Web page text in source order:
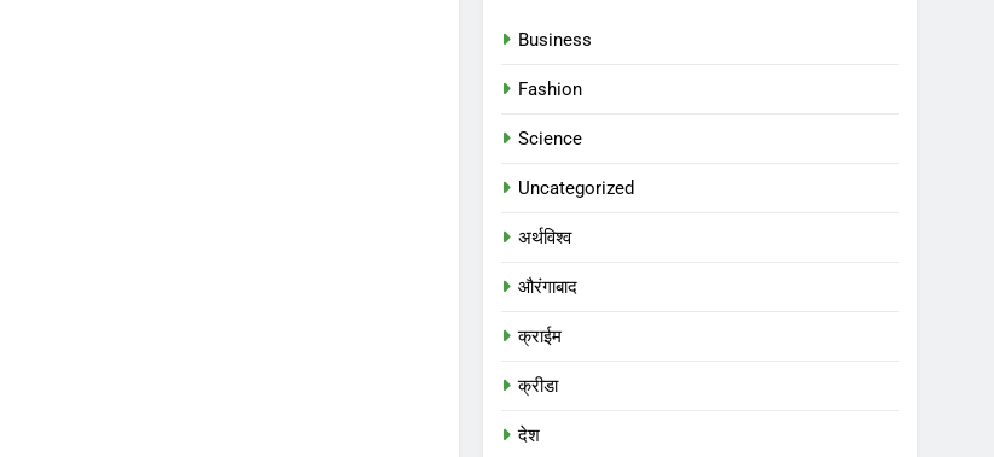
Business
Fashion
Science
Uncategorized
अर्थविश्व
औरंगाबाद
क्राईम
क्रीडा
देश